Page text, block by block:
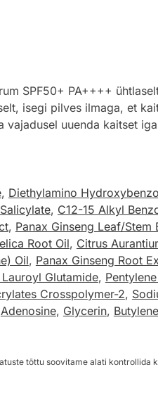
SPF50+ PA++++
isegi pilves ilmaga, et
uuenda kaitset
, Diethylamino
, C12-15 Alkyl
, Panax Ginseng Leaf/Stem
Root Oil, Citrus
Oil, Panax Ginseng Root
Glutamide,
Crosspolymer-2,
Adenosine, Glycerin,
tõttu soovitame alati kontrollida